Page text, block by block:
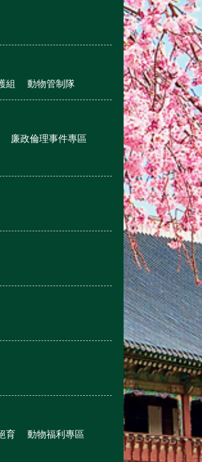
組 動物管制隊
廉政倫理事件專區
育 動物福利專區